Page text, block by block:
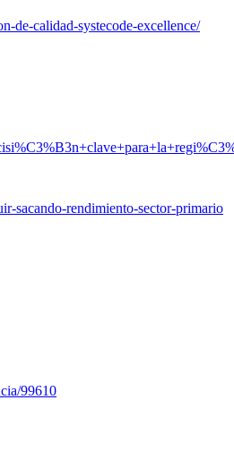
de-calidad-systecode-excellence/
sacando-rendimiento-sector-primario
99610